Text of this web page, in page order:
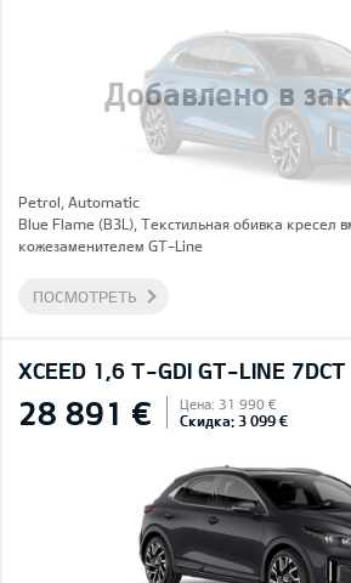
Добавлено в
Petrol, Automatic
Blue Flame (B3L), Текстильная обивка кресел
кожезаменителем GT-Line
ПОСМОТРЕТЬ
XCEED 1,6 T-GDI GT-LINE 7DCT
28 891 € Цена: 31 990 €
Скидка: 3 099 €